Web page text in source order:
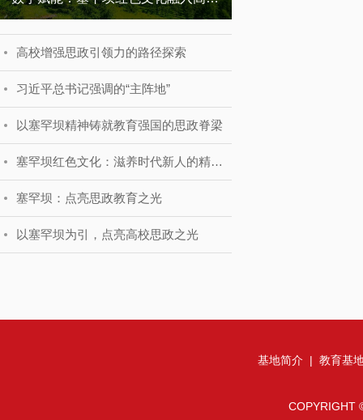
高校增强思政引领力的路径探索
习近平总书记强调的“主阵地”
以塞罕坝精神铸就教育强国的思政脊梁
塞罕坝红色文化：滋养时代新人的精神沃野
塞罕坝：点亮思政教育之光
以塞罕坝为引，点亮高校思政之光
基地简介 | 教育基
COPYRIGHT